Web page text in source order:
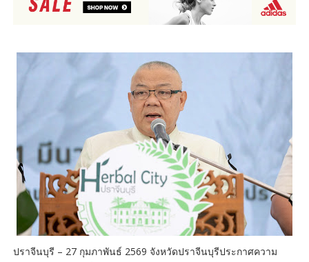
ปราจีนบุรี – 27 กุมภาพันธ์ 2569 จังหวัดปราจีนบุรีประกาศความ